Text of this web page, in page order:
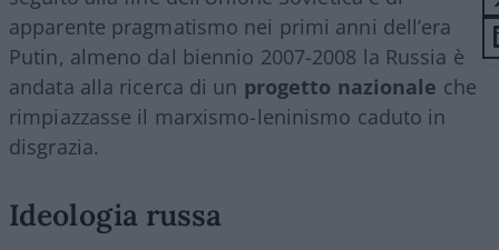
apparente pragmatismo nei primi anni dell’era
Putin, almeno dal biennio 2007-2008 la Russia è
andata alla ricerca di un progetto nazionale che
rimpiazzasse il marxismo-leninismo caduto in
disgrazia.
Ideologia russa